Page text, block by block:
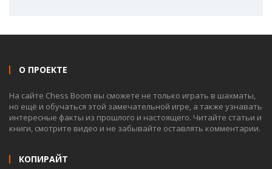
О ПРОЕКТЕ
На сайте Chess Boom вы сможете не только играть в шахматы,
но ещё и обучаться этой замечательной игре, а также узнавать
интересные факты из прошлого и настоящего. Читайте статьи и
книги, смотрите видео и не забывайте оставлять комментарии.
КОПИРАЙТ